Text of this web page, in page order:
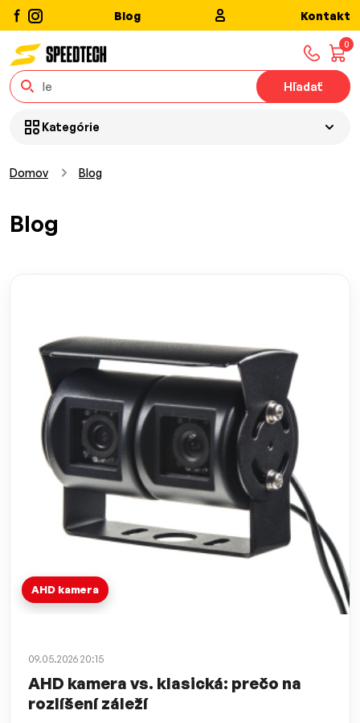
Blog Kontakt
0
Hľadať
Kategórie
Domov Blog
Blog
AHD kamera
09.05.2026 20:15
AHD kamera vs. klasická: prečo na
rozlíšení záleží